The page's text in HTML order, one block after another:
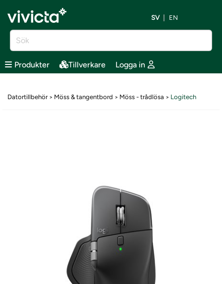
SV EN
Produkter Tillverkare Logga in
Datortillbehör> Möss & tangentbord > Möss - trådlösa > Logitech